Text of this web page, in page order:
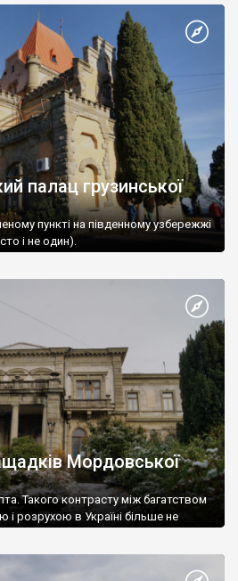
палац грузинської
пункті на південному узбережжі
і не один).
Мордовської
Такого контрасту між багатством
і розрухою в Україні більше не